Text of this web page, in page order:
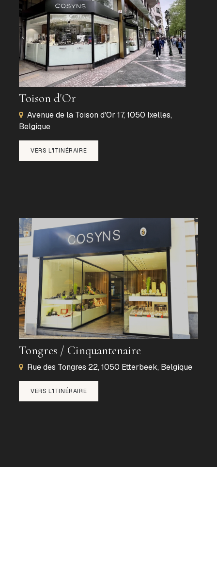
Toison d'Or
Avenue de la Toison d'Or 17, 1050 Ixelles,
Belgique
VERS L'ITINÉRAIRE
Tongres / Cinquantenaire
Rue des Tongres 22, 1050 Etterbeek, Belgique
VERS L'ITINÉRAIRE